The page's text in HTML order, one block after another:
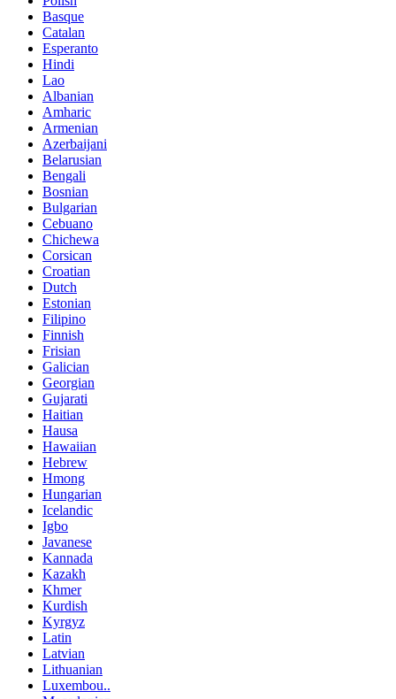
Basque
Catalan
Esperanto
Hindi
Lao
Albanian
Amharic
Armenian
Azerbaijani
Belarusian
Bengali
Bosnian
Bulgarian
Cebuano
Chichewa
Corsican
Croatian
Dutch
Estonian
Filipino
Finnish
Frisian
Galician
Georgian
Gujarati
Haitian
Hausa
Hawaiian
Hebrew
Hmong
Hungarian
Icelandic
Igbo
Javanese
Kannada
Kazakh
Khmer
Kurdish
Kyrgyz
Latin
Latvian
Lithuanian
Luxembou..